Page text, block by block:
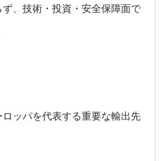
、技術・投資・安全保障面で
ッパを代表する重要な輸出先